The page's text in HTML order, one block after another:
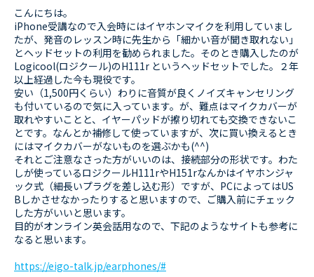
こんにちは。
iPhone受講なので入会時にはイヤホンマイクを利用していまし
たが、発音のレッスン時に先生から「細かい音が聞き取れない」
とヘッドセットの利用を勧められました。そのとき購入したのが
Logicool(ロジクール)のH111r というヘッドセットでした。２年
以上経過した今も現役です。
安い（1,500円くらい）わりに音質が良くノイズキャンセリング
も付いているので気に入っています。が、難点はマイクカバーが
取れやすいことと、イヤーパッドが擦り切れても交換できないこ
とです。なんとか補修して使っていますが、次に買い換えるとき
にはマイクカバーがないものを選ぶかも(^^)
それとご注意なさった方がいいのは、接続部分の形状です。わた
しが使っているロジクールH111rやH151rなんかはイヤホンジャ
ック式（細長いプラグを差し込む形）ですが、PCによってはUS
Bしかさせなかったりすると思いますので、ご購入前にチェック
した方がいいと思います。
目的がオンライン英会話用なので、下記のようなサイトも参考に
なると思います。
https://eigo-talk.jp/earphones/#